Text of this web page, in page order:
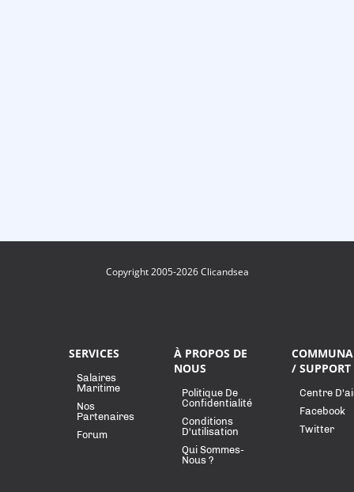
Copyright 2005-2026 Clicandsea
SERVICES
Salaires
Maritime
Nos
Partenaires
Forum
À PROPOS DE
NOUS
Politique De
Confidentialité
Conditions
D'utilisation
Qui Sommes-
Nous ?
/ SUPPORT
Centre
Facebook
Twitter